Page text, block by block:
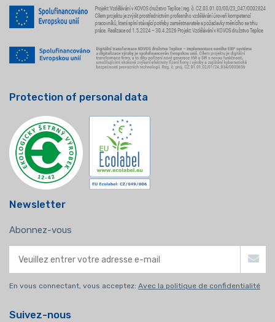
Protection of personal data
Newsletter
Abonnez-vous
En vous connectant, vous acceptez: Avec la politique de confidentialité
Suivez-nous